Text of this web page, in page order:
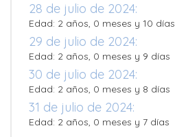
28 de julio de 2024:
Edad: 2 años, 0 meses y 10 días
29 de julio de 2024:
Edad: 2 años, 0 meses y 9 días
30 de julio de 2024:
Edad: 2 años, 0 meses y 8 días
31 de julio de 2024:
Edad: 2 años, 0 meses y 7 días